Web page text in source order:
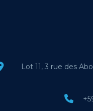
Lot 11, 3 rue des